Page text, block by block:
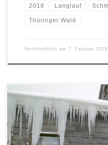
2018 Langlauf
Thüringer Wald
Veröffentlicht am 7. Februar 2018